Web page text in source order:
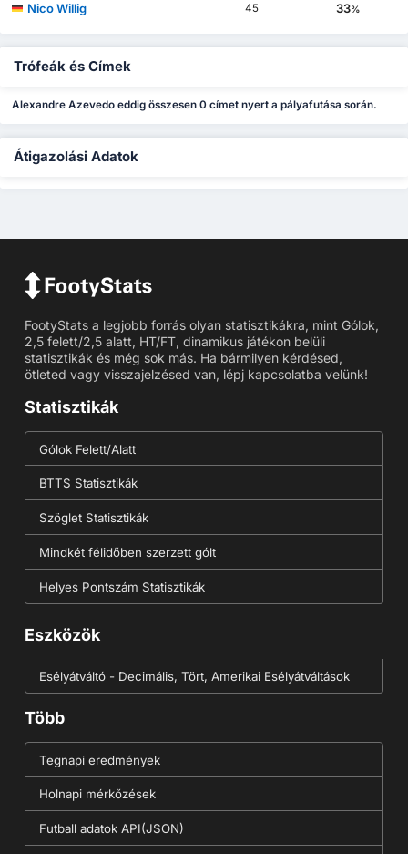
Nico Willig 45 33%
Trófeák és Címek
Alexandre Azevedo eddig összesen 0 címet nyert a pályafutása során.
Átigazolási Adatok
FootyStats a legjobb forrás olyan statisztikákra, mint Gólok,
2,5 felett/2,5 alatt, HT/FT, dinamikus játékon belüli
statisztikák és még sok más. Ha bármilyen kérdésed,
ötleted vagy visszajelzésed van, lépj kapcsolatba velünk!
Statisztikák
Gólok Felett/Alatt
BTTS Statisztikák
Szöglet Statisztikák
Mindkét félidőben szerzett gólt
Helyes Pontszám Statisztikák
Eszközök
Esélyátváltó - Decimális, Tört, Amerikai Esélyátváltások
Több
Tegnapi eredmények
Holnapi mérkőzések
Futball adatok API(JSON)